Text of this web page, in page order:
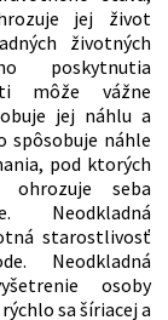
zdravotníctva
sa
o poučení,
sterilizácie
súhlasu
osoby v
republiky,
nariadenie
č. 20/2007 Z.
predpisov a
a dopĺňa zákon
v
a doplnení
neskorších
doplnení
jej život
životných
poskytnutia
môže vážne
jej náhlu a
spôsobuje náhle
pod ktorých
ohrozuje seba
Neodkladná
starostlivosť
Neodkladná
osoby
sa šíriacej a